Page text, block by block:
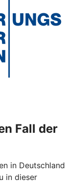
Fall der
in Deutschland
in dieser